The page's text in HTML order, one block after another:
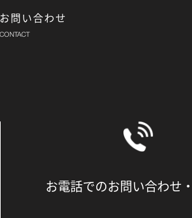
お問い合わせ
お電話でのお問い合わせ・